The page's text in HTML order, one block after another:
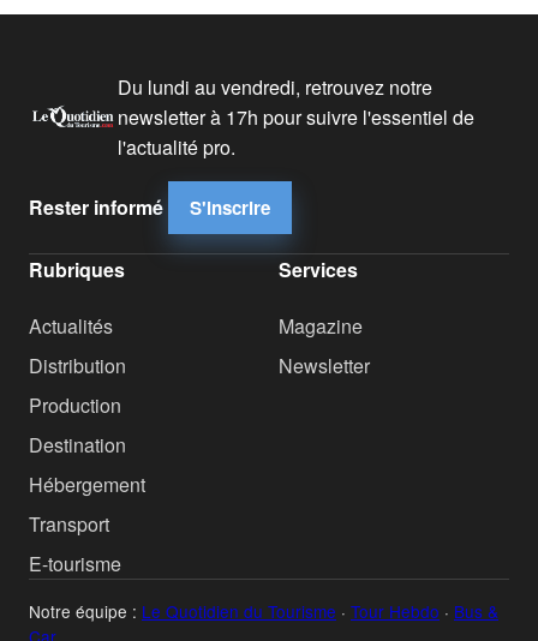
Du lundi au vendredi, retrouvez notre
newsletter à 17h pour suivre l'essentiel de
l'actualité pro.
Rester informé S'inscrire
Rubriques
Actualités
Distribution
Production
Destination
Hébergement
Transport
E-tourisme
Services
Magazine
Newsletter
Notre équipe : Le Quotidien du Tourisme · Tour Hebdo · Bus &
Car